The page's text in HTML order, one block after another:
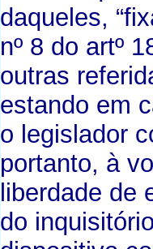
daqueles, “
nº 8 do artº
outras
estando em
o legislador
portanto, à
liberdade de
do